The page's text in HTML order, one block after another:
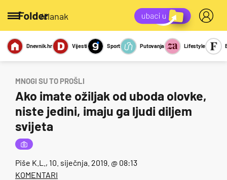
/članak
Miks Kviz
Report
Sexy
Dnevnik.hr Vijesti Sport Putovanja Lifestyle
MNOGI SU TO PROŠLI
Ako imate ožiljak od uboda olovke,
niste jedini, imaju ga ljudi diljem
svijeta
Piše K.L. , 10. siječnja. 2019. @ 08:13
KOMENTARI